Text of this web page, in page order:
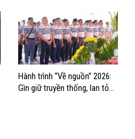
Hành trình “Về nguồn” 2026:
Gìn giữ truyền thống, lan tỏa